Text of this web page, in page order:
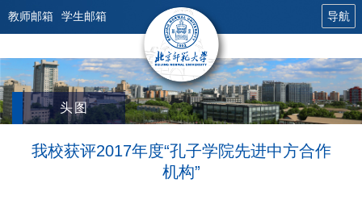
教师邮箱 学生邮箱 导航
头图
我校获评2017年度“孔子学院先进中方合作
机构”